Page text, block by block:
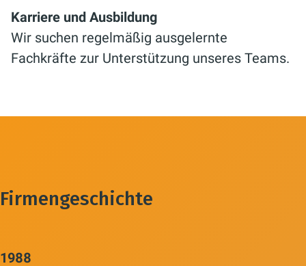
Karriere und Ausbildung
Wir suchen regelmäßig ausgelernte
Fachkräfte zur Unterstützung unseres Teams.
Firmengeschichte
1988